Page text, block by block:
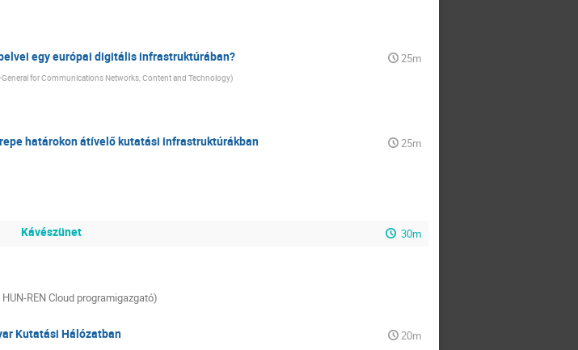
egy európai digitális infrastruktúrában?
25m
for Communications Networks, Content and Technology)
határokon átívelő kutatási infrastruktúrákban
25m
Kávészünet 30m
REN Cloud programigazgató)
Kutatási Hálózatban
20m